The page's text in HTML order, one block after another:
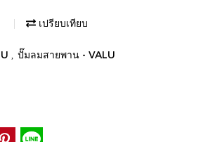
เปรียบเทียบ
, ปั๊มลมสายพาน - VALU